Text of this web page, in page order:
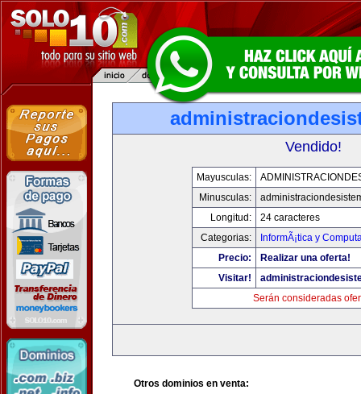
Vendido!
Mayusculas:
Minusculas:
Longitud:
24 caracteres
Categorias:
InformÃ¡tica y
Precio:
Realizar una oferta!
Visitar!
Serán consideradas
Otros dominios en venta: